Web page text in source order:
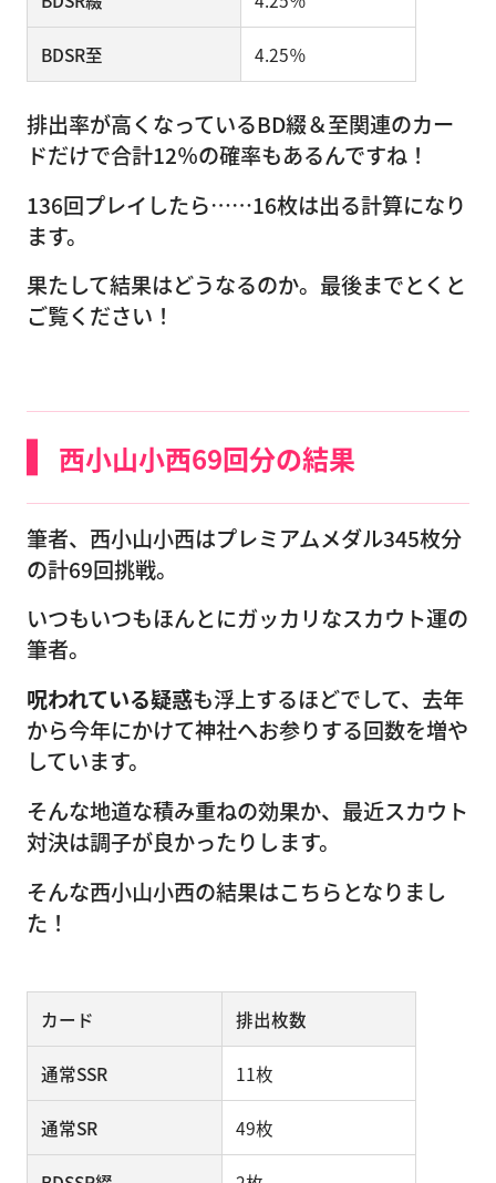
BDSR至 4.25％
排出率が高くなっているBD綴＆至関連のカー
ドだけで合計12％の確率もあるんですね！
136回プレイしたら……16枚は出る計算になり
ます。
果たして結果はどうなるのか。最後までとくと
ご覧ください！
西小山小西69回分の結果
筆者、西小山小西はプレミアムメダル345枚分
の計69回挑戦。
いつもいつもほんとにガッカリなスカウト運の
筆者。
呪われている疑惑も浮上するほどでして、去年
から今年にかけて神社へお参りする回数を増や
しています。
そんな地道な積み重ねの効果か、最近スカウト
対決は調子が良かったりします。
そんな西小山小西の結果はこちらとなりまし
た！
カード 排出枚数
通常SSR 11枚
通常SR 49枚